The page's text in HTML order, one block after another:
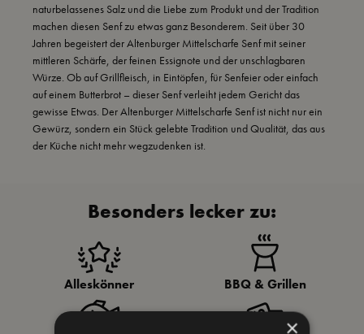
naturbelassenes Salz und die Liebe zum Produkt und der Tradition
machen diesen Senf zu etwas ganz Besonderem. Seit über 30
Jahren begeistert der Altenburger Mittelscharfe Senf mit seiner
mittleren Schärfe, der feinen Essignote und der unschlagbaren
Würze. Ob auf Grillfleisch, in Eintöpfen, für Senfeier oder einfach
auf einem Butterbrot – dieser Senf verleiht jedem Gericht das
gewisse Etwas. Der Altenburger Mittelscharfe Senf ist nicht nur ein
Gewürz, sondern ein Stück gelebte Tradition und Qualität, das aus
der Küche nicht mehr wegzudenken ist.
Besonders lecker zu:
Alleskönner BBQ & Grillen
×